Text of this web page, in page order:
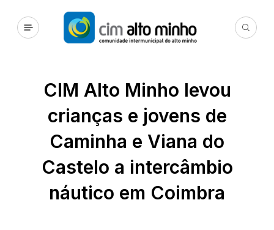
CIM Alto Minho levou
crianças e jovens de
Caminha e Viana do
Castelo a intercâmbio
náutico em Coimbra